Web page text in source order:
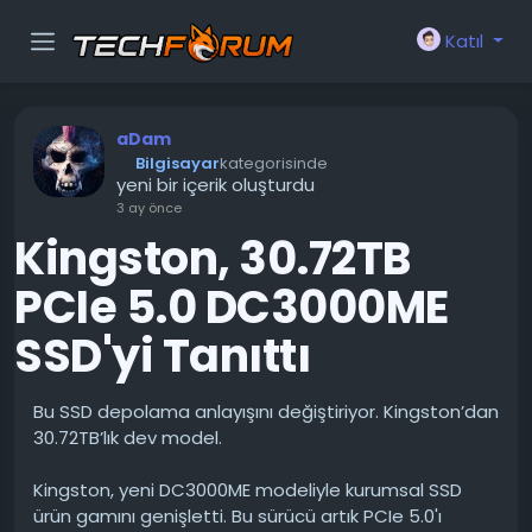
Katıl
aDam
Bilgisayarkategorisinde
yeni bir içerik oluşturdu
3 ay önce
Kingston, 30.72TB
PCIe 5.0 DC3000ME
SSD'yi Tanıttı
Bu SSD depolama anlayışını değiştiriyor. Kingston’dan
30.72TB’lık dev model.
Kingston, yeni DC3000ME modeliyle kurumsal SSD
ürün gamını genişletti. Bu sürücü artık PCIe 5.0'ı